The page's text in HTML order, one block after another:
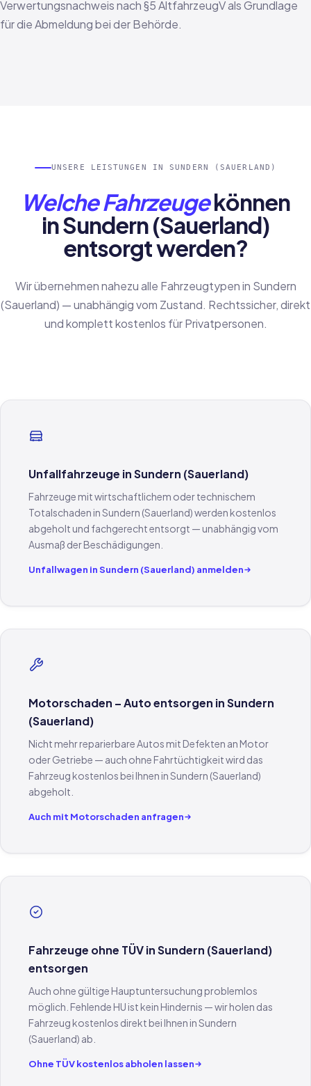
Verwertungsnachweis nach §5 AltfahrzeugV als Grundlage
für die Abmeldung bei der Behörde.
UNSERE LEISTUNGEN IN SUNDERN (SAUERLAND)
Welche Fahrzeugekönnen
in Sundern (Sauerland)
entsorgt werden?
Wir übernehmen nahezu alle Fahrzeugtypen in Sundern
(Sauerland) — unabhängig vom Zustand. Rechtssicher, direkt
und komplett kostenlos für Privatpersonen.
Unfallfahrzeuge in Sundern (Sauerland)
Fahrzeuge mit wirtschaftlichem oder technischem
Totalschaden in Sundern (Sauerland) werden kostenlos
abgeholt und fachgerecht entsorgt — unabhängig vom
Ausmaß der Beschädigungen.
Unfallwagen in Sundern (Sauerland) anmelden
Motorschaden – Auto entsorgen in Sundern
(Sauerland)
Nicht mehr reparierbare Autos mit Defekten an Motor
oder Getriebe — auch ohne Fahrtüchtigkeit wird das
Fahrzeug kostenlos bei Ihnen in Sundern (Sauerland)
abgeholt.
Auch mit Motorschaden anfragen
Fahrzeuge ohne TÜV in Sundern (Sauerland)
entsorgen
Auch ohne gültige Hauptuntersuchung problemlos
möglich. Fehlende HU ist kein Hindernis — wir holen das
Fahrzeug kostenlos direkt bei Ihnen in Sundern
(Sauerland) ab.
Ohne TÜV kostenlos abholen lassen